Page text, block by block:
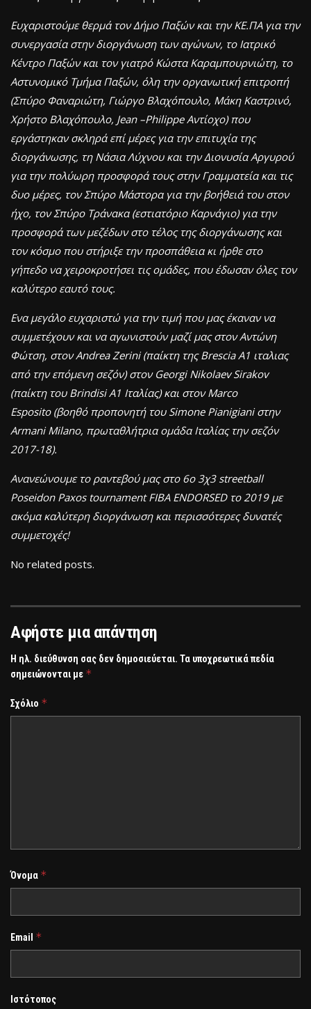
Ευχαριστούμε θερμά τον Δήμο Παξών και την ΚΕ.ΠΑ για την
συνεργασία στην διοργάνωση των αγώνων, το Ιατρικό
Κέντρο Παξών και τον γιατρό Κώστα Καραμπουρνιώτη, το
Αστυνομικό Τμήμα Παξών, όλη την οργανωτική επιτροπή
(Σπύρο Φαναριώτη, Γιώργο Βλαχόπουλο, Μάκη Καστρινό,
Χρήστο Βλαχόπουλο, Jean –Philippe Αντίοχο) που
εργάστηκαν σκληρά επί μέρες για την επιτυχία της
διοργάνωσης, τη Νάσια Λύχνου και την Διονυσία Αργυρού
για την πολύωρη προσφορά τους στην Γραμματεία και τις
δυο μέρες, τον Σπύρο Μάστορα για την βοήθειά του στον
ήχο, τον Σπύρο Τράνακα (εστιατόριο Καρνάγιο) για την
προσφορά των μεζέδων στο τέλος της διοργάνωσης και
τον κόσμο που στήριξε την προσπάθεια κι ήρθε στο
γήπεδο να χειροκροτήσει τις ομάδες, που έδωσαν όλες τον
καλύτερο εαυτό τους.
Ενα μεγάλο ευχαριστώ για την τιμή που μας έκαναν να
συμμετέχουν και να αγωνιστούν μαζί μας στον Αντώνη
Φώτση, στον Andrea Zerini (παίκτη της Brescia Α1 ιταλιας
από την επόμενη σεζόν) στον Georgi Nikolaev Sirakov
(παίκτη του Brindisi Α1 Ιταλίας) και στον Marco
Esposito (βοηθό προπονητή του Simone Pianigiani στην
Armani Milano, πρωταθλήτρια ομάδα Ιταλίας την σεζόν
2017-18).
Ανανεώνουμε το ραντεβού μας στο 6ο 3χ3 streetball
Poseidon Paxos tournament FIBA ENDORSED το 2019 με
ακόμα καλύτερη διοργάνωση και περισσότερες δυνατές
συμμετοχές!
No related posts.
Αφήστε μια απάντηση
Η ηλ. διεύθυνση σας δεν δημοσιεύεται. Τα υποχρεωτικά πεδία
σημειώνονται με *
Σχόλιο *
Όνομα *
Email *
Ιστότοπος